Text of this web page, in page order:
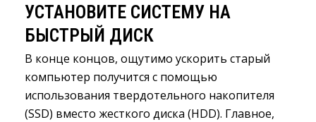
УСТАНОВИТЕ СИСТЕМУ НА
БЫСТРЫЙ ДИСК
В конце концов, ощутимо ускорить старый
компьютер получится с помощью
использования твердотельного накопителя
(SSD) вместо жесткого диска (HDD). Главное,